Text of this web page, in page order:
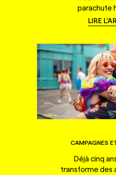
parachute
LIRE
CAMPAGNES
Déjà cinq
transforme des